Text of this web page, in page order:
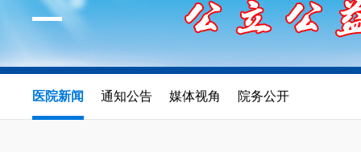
医院新闻 通知公告 媒体视角 院务公开